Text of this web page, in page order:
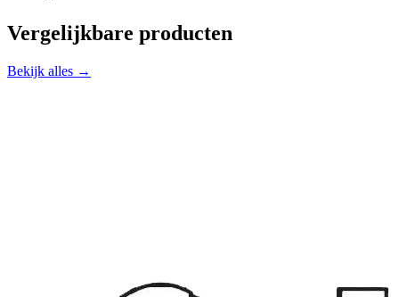
Vergelijkbare producten
Bekijk alles →